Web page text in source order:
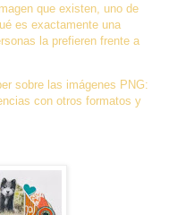
que existen, uno de
es exactamente una
la prefieren frente a
sobre las imágenes PNG:
con otros formatos y